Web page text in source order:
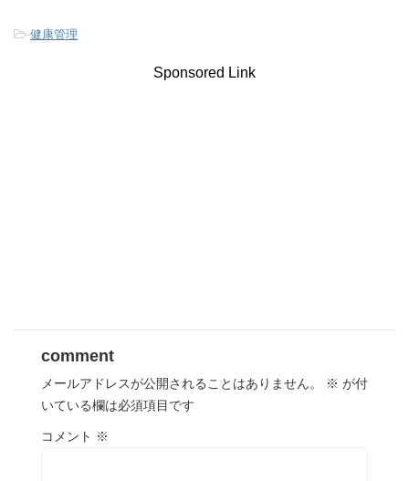
-健康管理
Sponsored Link
comment
メールアドレスが公開されることはありません。 ※ が付
いている欄は必須項目です
コメント ※